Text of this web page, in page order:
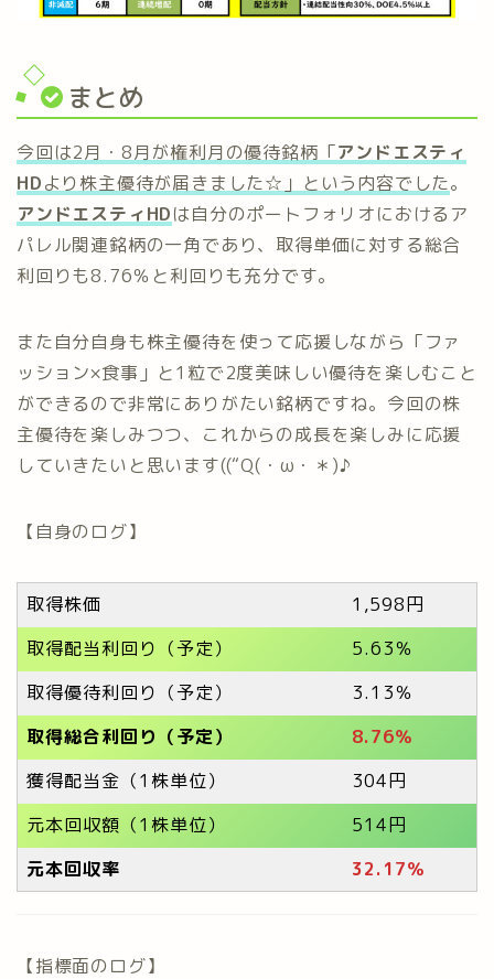
まとめ
今回は2月・8月が権利月の優待銘柄「アンドエスティ
HDより株主優待が届きました☆」という内容でした。
アンドエスティHDは自分のポートフォリオにおけるア
パレル関連銘柄の一角であり、取得単価に対する総合
利回りも8.76％と利回りも充分です。
また自分自身も株主優待を使って応援しながら「ファ
ッション×食事」と1粒で2度美味しい優待を楽しむこと
ができるので非常にありがたい銘柄ですね。今回の株
主優待を楽しみつつ、これからの成長を楽しみに応援
していきたいと思います((“Q(・ω・＊)♪
【自身のログ】
取得株価
1,598円
取得配当利回り（予定）
5.63％
取得優待利回り（予定）
3.13％
取得総合利回り（予定）
8.76％
獲得配当金（1株単位）
304円
元本回収額（1株単位）
514円
元本回収率
32.17％
【指標面のログ】